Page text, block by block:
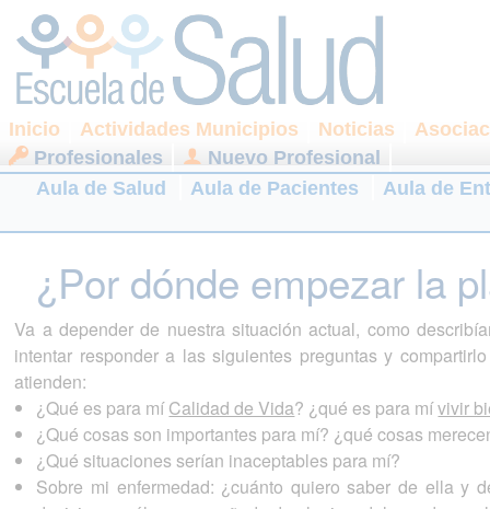
Inicio Actividades Municipios Noticias
Profesionales
Nuevo Profesional
Aula de Salud
Aula de Pacientes Aula de
¿Por dónde empezar la
Va a depender de nuestra situación actual, como
intentar responder a las siguientes preguntas y
atienden:
¿Qué es para míCalidad de Vida? ¿qué es para mívivir
¿Qué cosas son importantes para mí? ¿qué cosas
¿Qué situaciones serían inaceptables para mí?
Sobre mi enfermedad: ¿cuánto quiero saber de ella y